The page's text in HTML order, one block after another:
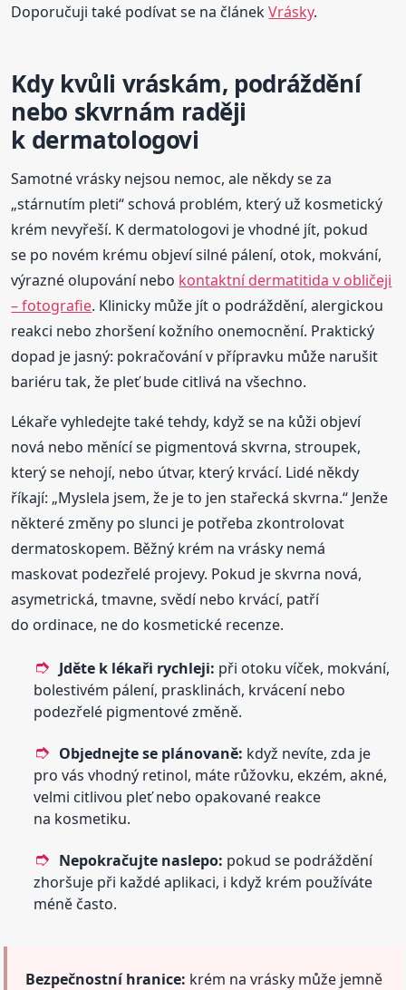
Doporučuji také podívat se na článekVrásky.
Kdy kvůli vráskám, podráždění
nebo skvrnám raději
k dermatologovi
Samotné vrásky nejsou nemoc, ale někdy se za
„stárnutím pleti“ schová problém, který už kosmetický
krém nevyřeší. K dermatologovi je vhodné jít, pokud
se po novém krému objeví silné pálení, otok, mokvání,
výrazné olupování nebo kontaktní dermatitida v obličeji
– fotografie. Klinicky může jít o podráždění, alergickou
reakci nebo zhoršení kožního onemocnění. Praktický
dopad je jasný: pokračování v přípravku může narušit
bariéru tak, že pleť bude citlivá na všechno.
Lékaře vyhledejte také tehdy, když se na kůži objeví
nová nebo měnící se pigmentová skvrna, stroupek,
který se nehojí, nebo útvar, který krvácí. Lidé někdy
říkají: „Myslela jsem, že je to jen stařecká skvrna.“ Jenže
některé změny po slunci je potřeba zkontrolovat
dermatoskopem. Běžný krém na vrásky nemá
maskovat podezřelé projevy. Pokud je skvrna nová,
asymetrická, tmavne, svědí nebo krvácí, patří
do ordinace, ne do kosmetické recenze.
Jděte k lékaři rychleji: při otoku víček, mokvání,
bolestivém pálení, prasklinách, krvácení nebo
podezřelé pigmentové změně.
Objednejte se plánovaně: když nevíte, zda je
pro vás vhodný retinol, máte růžovku, ekzém, akné,
velmi citlivou pleť nebo opakované reakce
na kosmetiku.
Nepokračujte naslepo: pokud se podráždění
zhoršuje při každé aplikaci, i když krém používáte
méně často.
Bezpečnostní hranice: krém na vrásky může jemně